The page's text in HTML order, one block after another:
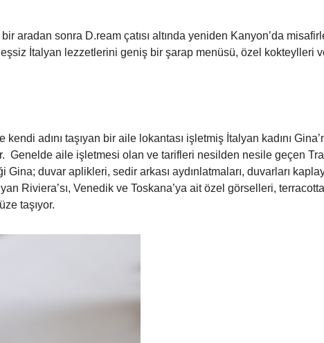
aradan sonra D.ream çatısı altında yeniden Kanyon’da
İtalyan lezzetlerini geniş bir şarap menüsü, özel kokteylleri
adını taşıyan bir aile lokantası işletmiş İtalyan kadını
aile işletmesi olan ve tarifleri nesilden nesile geçen
duvar aplikleri, sedir arkası aydınlatmaları, duvarları
Riviera’sı, Venedik ve Toskana’ya ait özel görselleri,
taşıyor.